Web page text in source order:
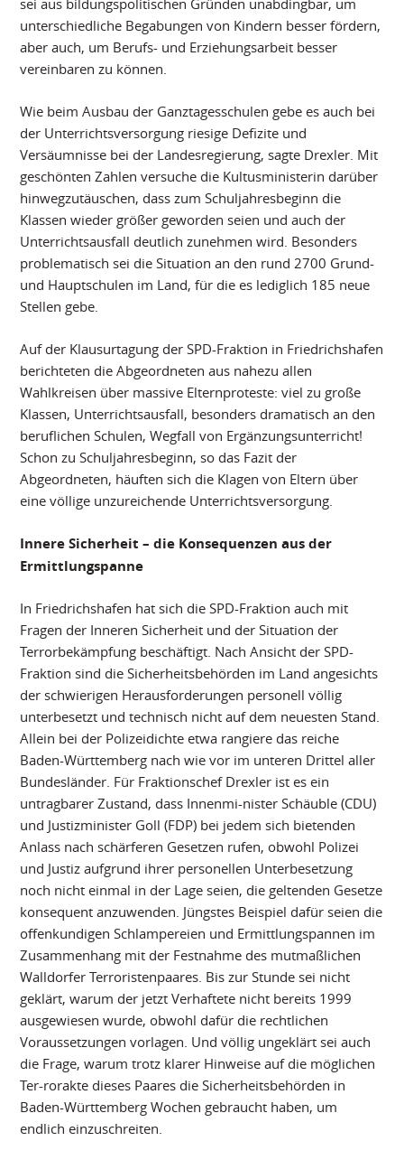
sei aus bildungspolitischen Gründen unabdingbar, um
unterschiedliche Begabungen von Kindern besser fördern,
aber auch, um Berufs- und Erziehungsarbeit besser
vereinbaren zu können.
Wie beim Ausbau der Ganztagesschulen gebe es auch bei
der Unterrichtsversorgung riesige Defizite und
Versäumnisse bei der Landesregierung, sagte Drexler. Mit
geschönten Zahlen versuche die Kultusministerin darüber
hinwegzutäuschen, dass zum Schuljahresbeginn die
Klassen wieder größer geworden seien und auch der
Unterrichtsausfall deutlich zunehmen wird. Besonders
problematisch sei die Situation an den rund 2700 Grund-
und Hauptschulen im Land, für die es lediglich 185 neue
Stellen gebe.
Auf der Klausurtagung der SPD-Fraktion in Friedrichshafen
berichteten die Abgeordneten aus nahezu allen
Wahlkreisen über massive Elternproteste: viel zu große
Klassen, Unterrichtsausfall, besonders dramatisch an den
beruflichen Schulen, Wegfall von Ergänzungsunterricht!
Schon zu Schuljahresbeginn, so das Fazit der
Abgeordneten, häuften sich die Klagen von Eltern über
eine völlige unzureichende Unterrichtsversorgung.
Innere Sicherheit – die Konsequenzen aus der
Ermittlungspanne
In Friedrichshafen hat sich die SPD-Fraktion auch mit
Fragen der Inneren Sicherheit und der Situation der
Terrorbekämpfung beschäftigt. Nach Ansicht der SPD-
Fraktion sind die Sicherheitsbehörden im Land angesichts
der schwierigen Herausforderungen personell völlig
unterbesetzt und technisch nicht auf dem neuesten Stand.
Allein bei der Polizeidichte etwa rangiere das reiche
Baden-Württemberg nach wie vor im unteren Drittel aller
Bundesländer. Für Fraktionschef Drexler ist es ein
untragbarer Zustand, dass Innenmi-nister Schäuble (CDU)
und Justizminister Goll (FDP) bei jedem sich bietenden
Anlass nach schärferen Gesetzen rufen, obwohl Polizei
und Justiz aufgrund ihrer personellen Unterbesetzung
noch nicht einmal in der Lage seien, die geltenden Gesetze
konsequent anzuwenden. Jüngstes Beispiel dafür seien die
offenkundigen Schlampereien und Ermittlungspannen im
Zusammenhang mit der Festnahme des mutmaßlichen
Walldorfer Terroristenpaares. Bis zur Stunde sei nicht
geklärt, warum der jetzt Verhaftete nicht bereits 1999
ausgewiesen wurde, obwohl dafür die rechtlichen
Voraussetzungen vorlagen. Und völlig ungeklärt sei auch
die Frage, warum trotz klarer Hinweise auf die möglichen
Ter-rorakte dieses Paares die Sicherheitsbehörden in
Baden-Württemberg Wochen gebraucht haben, um
endlich einzuschreiten.